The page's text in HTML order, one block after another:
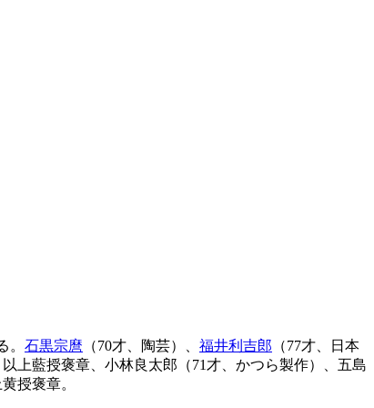
石黒宗麿 （70才、陶芸）、 福井利吉郎 （77才、日本
上藍授褒章、小林良太郎（71才、かつら製作）、五島
授褒章。